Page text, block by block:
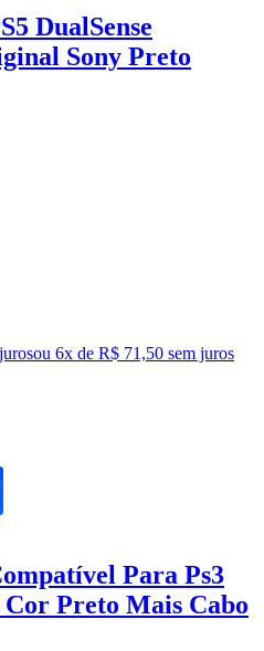
DualSense
Sony Preto
ou 6x de R$ 71,50 sem juros
Para Ps3
Preto Mais Cabo